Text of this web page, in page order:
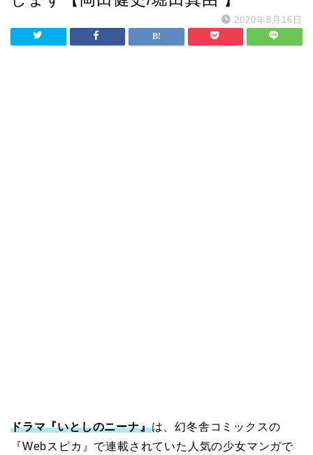
2020年8月16日
ドラマ『いとしのニーナ』は、幻冬舎コミックスの
『Webスピカ』で連載されていた人気の少女マンガで